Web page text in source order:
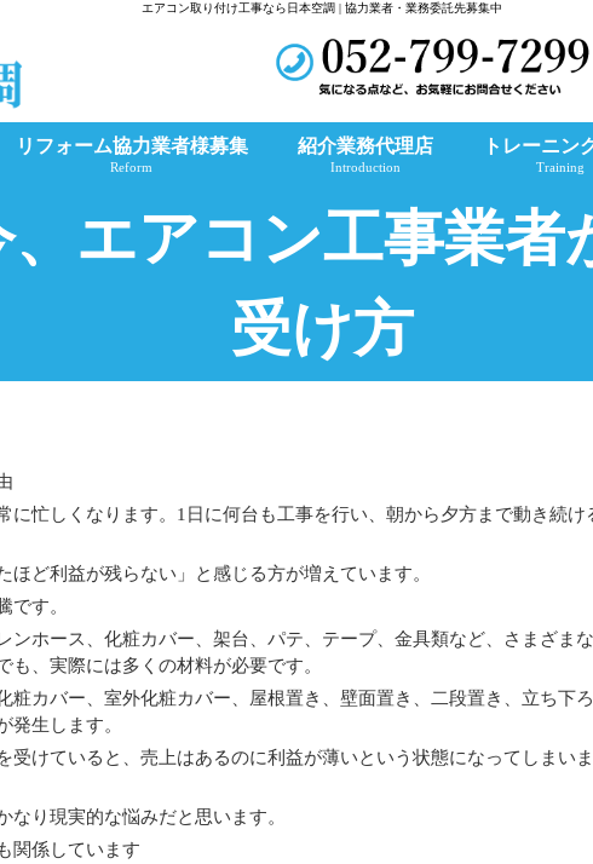
エアコン取り付け工事なら日本空調 | 協力業者・業務委託先募集中
リフォーム協力業者様募集
Reform
紹介業務代理店
Introduction
トレーニン
Training
エアコン工事業者
受け方
に忙しくなります。1日に何台も工事を行い、朝から夕方まで動き続け
ど利益が残らない」と感じる方が増えています。
です。
ンホース、化粧カバー、架台、パテ、テープ、金具類など、さまざま
、実際には多くの材料が必要です。
粧カバー、室外化粧カバー、屋根置き、壁面置き、二段置き、立ち下ろ
発生します。
受けていると、売上はあるのに利益が薄いという状態になってしまいま
り現実的な悩みだと思います。
関係しています